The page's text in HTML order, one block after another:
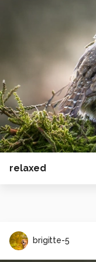
relaxed
brigitte-5